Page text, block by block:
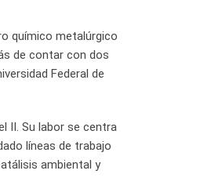
químico metalúrgico
de contar con dos
Federal de
II. Su labor se centra
líneas de trabajo
ambiental y